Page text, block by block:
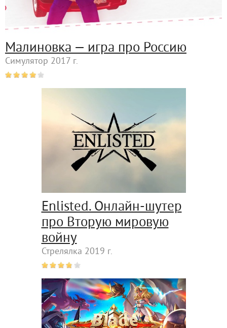
Малиновка — игра про Россию
Симулятор 2017 г.
Enlisted. Онлайн-шутер
про Вторую мировую
войну
Стрелялка 2019 г.